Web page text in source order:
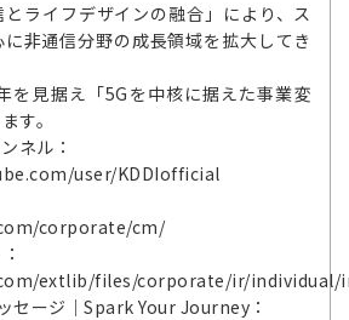
ライフデザインの融合」により、ス
非通信分野の成長領域を拡大してき
を見据え「5Gを中核に据えた事業変
す。
ネル：
user/KDDIofficial
corporate/cm/
extlib/files/corporate/ir/individual/
セージ｜Spark Your Journey：